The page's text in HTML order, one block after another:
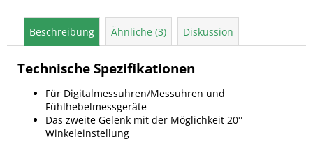
Beschreibung Ähnliche (3) Diskussion
Technische Spezifikationen
Für Digitalmessuhren/Messuhren und
Fühlhebelmessgeräte
Das zweite Gelenk mit der Möglichkeit 20°
Winkeleinstellung